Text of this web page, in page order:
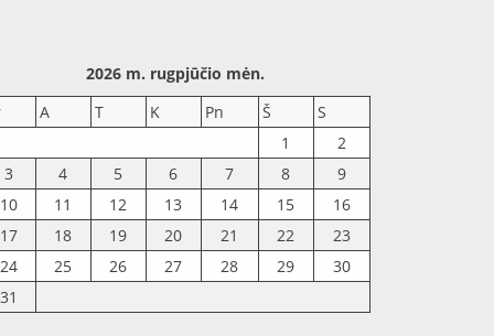
2026 m. rugpjūčio mėn.
A T K Pn Š
S
1
2
3
4 5 6 7 8
9
10
11 12 13 14 15
16
17
18 19 20 21 22
23
24
25 26 27 28 29
30
31